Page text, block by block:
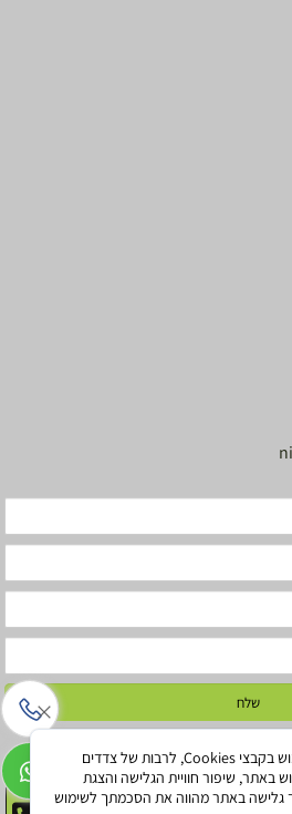
להזמנת ביובית
לידיעתך, באתרנו נעשה שימוש בקבצי Cookies, לרבות של צדדים
באתר, שיפור חוויית הגלישה והצגת
גלישה באתר מהווה את הסכמתך לשימוש